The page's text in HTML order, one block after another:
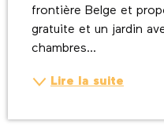
frontière Belge et
gratuite et un jardin
chambres...
Lire la suite